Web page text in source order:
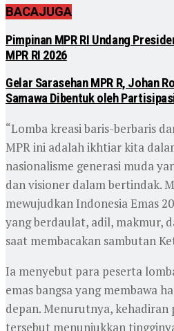
BACAJUGA
Pimpinan MPR RI Undang
MPR RI 2026
Gelar Sarasehan MPR R, Johan
Samawa Dibentuk oleh
“Lomba kreasi baris-berbaris
MPR ini adalah ikhtiar kita
nasionalisme generasi muda
dan visioner dalam bertindak.
mewujudkan Indonesia Emas
yang berdaulat, adil, makmur,
saat membacakan sambutan
Ia menyebut para peserta
emas bangsa yang membawa
depan. Menurutnya, kehadiran
tersebut menunjukkan